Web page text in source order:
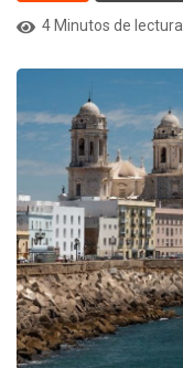
4 Minutos de lectura